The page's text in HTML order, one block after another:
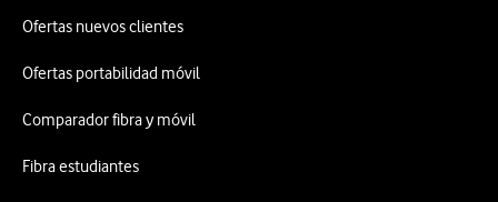
Ofertas nuevos clientes
Ofertas portabilidad móvil
Comparador fibra y móvil
Fibra estudiantes